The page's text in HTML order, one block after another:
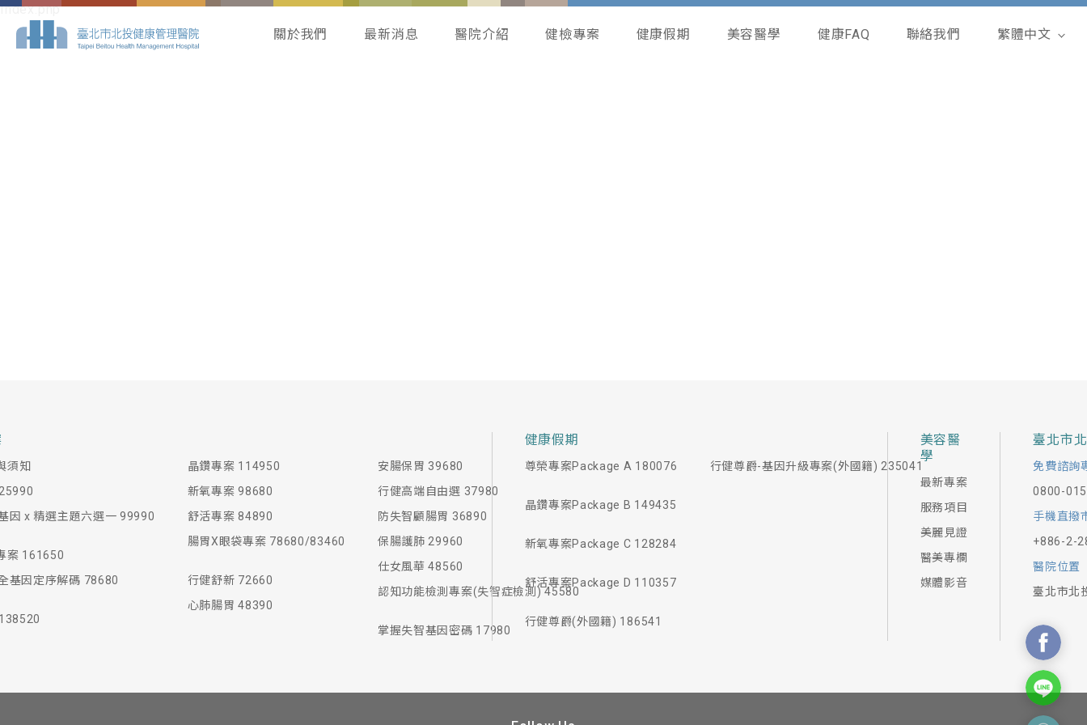
關於我們 最新消息 醫院介紹 健檢專案 健康假期 美容醫學 健康FAQ 聯絡我們 繁體中文
Index.php
須知
因 x 精選主題六選一 99990
案 161650
基因定序解碼 78680
晶鑽專案 114950
新氧專案 98680
舒活專案 84890
腸胃X眼袋專案 78680/83460
行健舒新 72660
心肺腸胃 48390
安腸保胃 39680
行健高端自由選 37980
防失智顧腸胃 36890
保腸護肺 29960
仕女風華 48560
認知功能檢測專案(失智症檢測) 45580
掌握失智基因密碼 17980
健康假期
尊榮專案Package A 180076
晶鑽專案Package B 149435
新氧專案Package C 128284
舒活專案Package D 110357
行健尊爵(外國籍) 186541
行健尊爵-基因升級專案(外國籍) 235041
美容醫
學
最新專案
服務項目
美麗見證
醫美專欄
媒體影音
臺北市
免費諮詢
0800-
手機直撥
+886-2-
醫院位置
臺北市北